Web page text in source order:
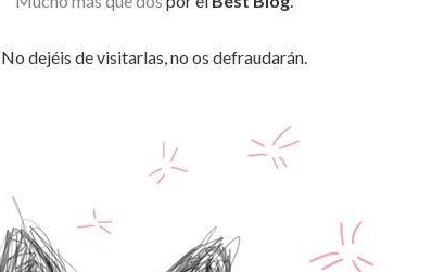
No dejéis de visitarlas, no os defraudarán.